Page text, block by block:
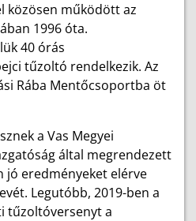
közösen működött az
1996 óta.
40 órás
tűzoltó rendelkezik. Az
Rába Mentőcsoportba öt
a Vas Megyei
által megrendezett
jó eredményeket elérve
Legutóbb, 2019-ben a
tűzoltóversenyt a